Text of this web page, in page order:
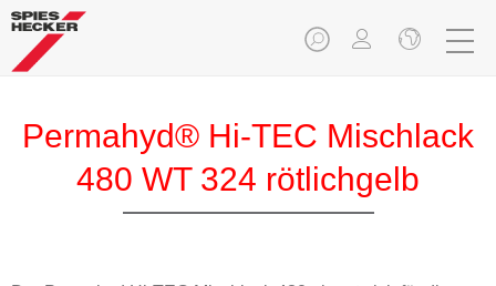
Permahyd® Hi-TEC Mischlack
480 WT 324 rötlichgelb